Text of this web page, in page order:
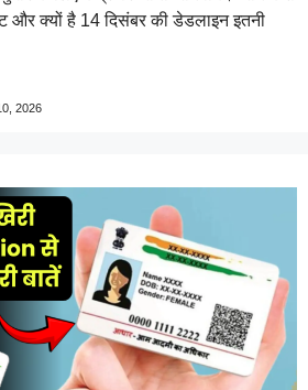
क्यों है 14 दिसंबर की डेडलाइन इतनी
2026